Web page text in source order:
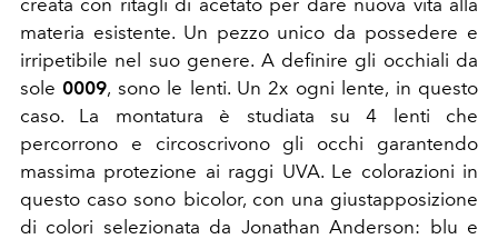
materia esistente. Un pezzo unico da possedere e
irripetibile nel suo genere. A definire gli occhiali da
sole 0009, sono le lenti. Un 2x ogni lente, in questo
caso. La montatura è studiata su 4 lenti che
percorrono e circoscrivono gli occhi garantendo
massima protezione ai raggi UVA. Le colorazioni in
questo caso sono bicolor, con una giustapposizione
di colori selezionata da Jonathan Anderson: blu e